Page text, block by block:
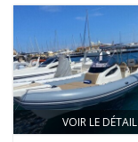
VOIR LE DÉTAIL